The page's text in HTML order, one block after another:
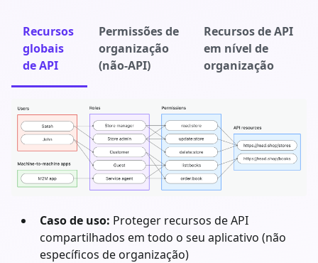
Recursos
globais
de API
Permissões de
organização
(não-API)
Recursos de API
em nível de
organização
Caso de uso: Proteger recursos de API
compartilhados em todo o seu aplicativo (não
específicos de organização)